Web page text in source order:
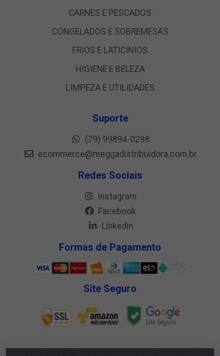
CARNES E PESCADOS
CONGELADOS E SOBREMESAS
FRIOS E LATICINIOS
HIGIENE E BELEZA
LIMPEZA E UTILIDADES
Suporte
(79) 99894-0298
ecommerce@meggadistribuidora.com.br
Redes Sociais
Instagram
Facebook
Linkedin
Formas de Pagamento
Site Seguro